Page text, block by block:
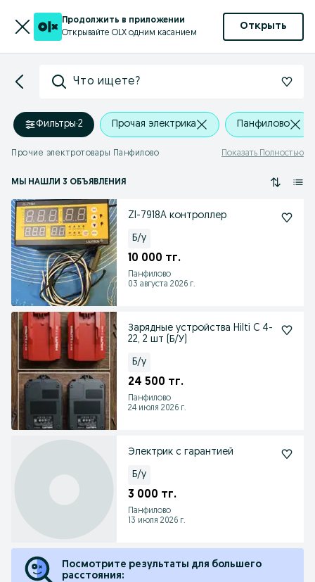
Продолжить в приложении
Открывайте OLX одним касанием
Открыть
Что ищете?
Фильтры·2 Прочая электрика Панфилово
Прочие электротовары Панфилово Показать Полностью
МЫ НАШЛИ 3 ОБЪЯВЛЕНИЯ
Zl-7918A контроллер
Б/у
10 000 тг.
Панфилово
03 августа 2026 г.
Зарядные устройства Hilti C 4-
22, 2 шт (Б/У)
Б/у
24 500 тг.
Панфилово
24 июля 2026 г.
Электрик с гарантией
Б/у
3 000 тг.
Панфилово
13 июля 2026 г.
Посмотрите результаты для большего
расстояния: